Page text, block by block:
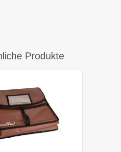
Produkte